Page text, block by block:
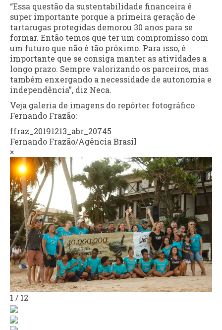
“Essa questão da sustentabilidade financeira é
super importante porque a primeira geração de
tartarugas protegidas demorou 30 anos para se
formar. Então temos que ter um compromisso com
um futuro que não é tão próximo. Para isso, é
importante que se consiga manter as atividades a
longo prazo. Sempre valorizando os parceiros, mas
também enxergando a necessidade de autonomia e
independência”, diz Neca.
Veja galeria de imagens do repórter fotográfico
Fernando Frazão:
ffraz_20191213_abr_20745
Fernando Frazão/Agência Brasil
×
1 / 12